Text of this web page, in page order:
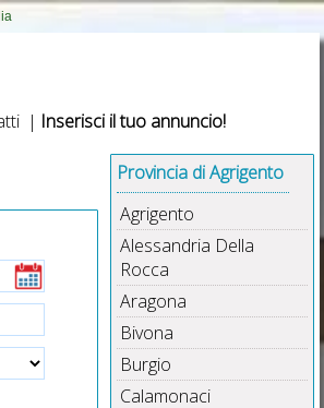
| Inserisci il tuo annuncio!
Provincia di Agrigento
Agrigento
Alessandria Della
Rocca
Aragona
Bivona
Burgio
Calamonaci